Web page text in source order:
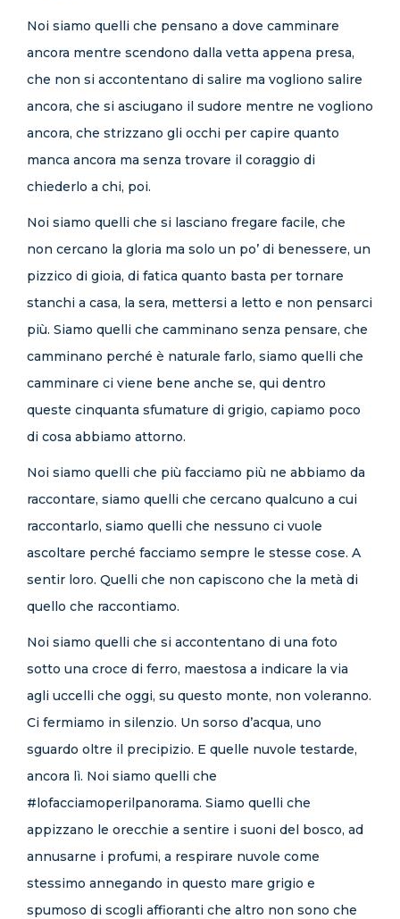
Noi siamo quelli che pensano a dove camminare
ancora mentre scendono dalla vetta appena presa,
che non si accontentano di salire ma vogliono salire
ancora, che si asciugano il sudore mentre ne vogliono
ancora, che strizzano gli occhi per capire quanto
manca ancora ma senza trovare il coraggio di
chiederlo a chi, poi.
Noi siamo quelli che si lasciano fregare facile, che
non cercano la gloria ma solo un po’ di benessere, un
pizzico di gioia, di fatica quanto basta per tornare
stanchi a casa, la sera, mettersi a letto e non pensarci
più. Siamo quelli che camminano senza pensare, che
camminano perché è naturale farlo, siamo quelli che
camminare ci viene bene anche se, qui dentro
queste cinquanta sfumature di grigio, capiamo poco
di cosa abbiamo attorno.
Noi siamo quelli che più facciamo più ne abbiamo da
raccontare, siamo quelli che cercano qualcuno a cui
raccontarlo, siamo quelli che nessuno ci vuole
ascoltare perché facciamo sempre le stesse cose. A
sentir loro. Quelli che non capiscono che la metà di
quello che raccontiamo.
Noi siamo quelli che si accontentano di una foto
sotto una croce di ferro, maestosa a indicare la via
agli uccelli che oggi, su questo monte, non voleranno.
Ci fermiamo in silenzio. Un sorso d’acqua, uno
sguardo oltre il precipizio. E quelle nuvole testarde,
ancora lì. Noi siamo quelli che
#lofacciamoperilpanorama. Siamo quelli che
appizzano le orecchie a sentire i suoni del bosco, ad
annusarne i profumi, a respirare nuvole come
stessimo annegando in questo mare grigio e
spumoso di scogli affioranti che altro non sono che